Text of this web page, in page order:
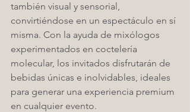
también visual y sensorial,
convirtiéndose en un espectáculo en sí
misma. Con la ayuda de mixólogos
experimentados en coctelería
molecular, los invitados disfrutarán de
bebidas únicas e inolvidables, ideales
para generar una experiencia premium
en cualquier evento.